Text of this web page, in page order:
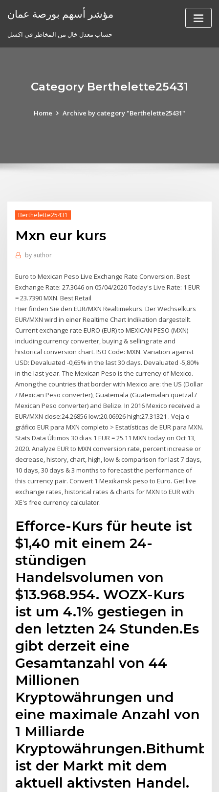
مؤشر أسهم بورصة عمان
حساب معدل خال من المخاطر في اكسل
Category Berthelette25431
Home Archive by category "Berthelette25431"
Berthelette25431
Mxn eur kurs
by author
Euro to Mexican Peso Live Exchange Rate Conversion. Best
Exchange Rate: 27.3046 on 05/04/2020 Today's Live Rate: 1 EUR
= 23.7390 MXN. Best Retail
Hier finden Sie den EUR/MXN Realtimekurs. Der Wechselkurs
EUR/MXN wird in einer Realtime Chart Indikation dargestellt.
Current exchange rate EURO (EUR) to MEXICAN PESO (MXN)
including currency converter, buying & selling rate and
historical conversion chart. ISO Code: MXN. Variation against
USD: Devaluated -0,65% in the last 30 days. Devaluated -5,80%
in the last year. The Mexican Peso is the currency of Mexico.
Among the countries that border with Mexico are: the US (Dollar
/ Mexican Peso converter), Guatemala (Guatemalan quetzal /
Mexican Peso converter) and Belize. In 2016 Mexico received a
EUR/MXN close:24.26856 low:20.06926 high:27.31321 . Veja o
gráfico EUR para MXN completo > Estatísticas de EUR para MXN.
Stats Data Últimos 30 dias 1 EUR = 25.11 MXN today on Oct 13,
2020. Analyze EUR to MXN conversion rate, percent increase or
decrease, history, chart, high, low & comparison for last 7 days,
10 days, 30 days & 3 months to forecast the performance of
this currency pair. Convert 1 Mexikansk peso to Euro. Get live
exchange rates, historical rates & charts for MXN to EUR with
XE's free currency calculator.
Efforce-Kurs für heute ist
$1,40 mit einem 24-
stündigen
Handelsvolumen von
$13.968.954. WOZX-Kurs
ist um 4.1% gestiegen in
den letzten 24 Stunden.Es
gibt derzeit eine
Gesamtanzahl von 44
Millionen
Kryptowährungen und
eine maximale Anzahl von
1 Milliarde
Kryptowährungen.Bithumb
ist der Markt mit dem
aktuell aktivsten Handel.